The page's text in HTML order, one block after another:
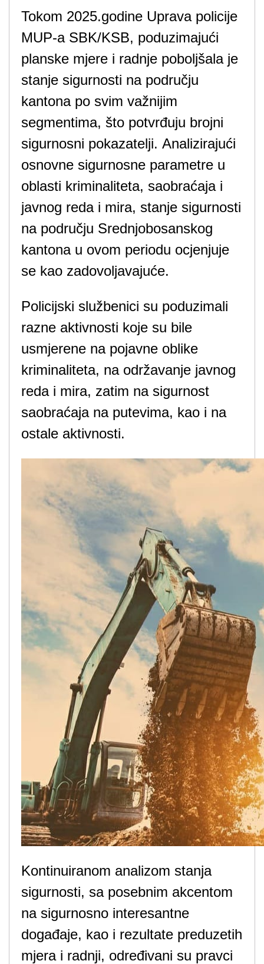
Tokom 2025.godine Uprava policije
MUP-a SBK/KSB, poduzimajući
planske mjere i radnje poboljšala je
stanje sigurnosti na području
kantona po svim važnijim
segmentima, što potvrđuju brojni
sigurnosni pokazatelji. Analizirajući
osnovne sigurnosne parametre u
oblasti kriminaliteta, saobraćaja i
javnog reda i mira, stanje sigurnosti
na području Srednjobosanskog
kantona u ovom periodu ocjenjuje
se kao zadovoljavajuće.
Policijski službenici su poduzimali
razne aktivnosti koje su bile
usmjerene na pojavne oblike
kriminaliteta, na održavanje javnog
reda i mira, zatim na sigurnost
saobraćaja na putevima, kao i na
ostale aktivnosti.
Kontinuiranom analizom stanja
sigurnosti, sa posebnim akcentom
na sigurnosno interesantne
događaje, kao i rezultate preduzetih
mjera i radnji, određivani su pravci